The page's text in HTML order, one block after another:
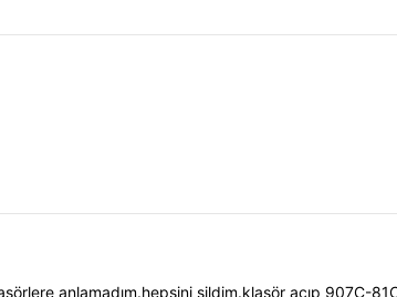
anlamadım.hepsini sildim.klasör açıp 907C-